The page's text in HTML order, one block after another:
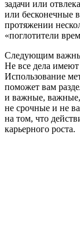
задачи или
или бесконечные
протяжении
«поглотители
Следующим
Не все дела
Использование
поможет вам
и важные,
не срочные и не
на том, что
карьерного роста.